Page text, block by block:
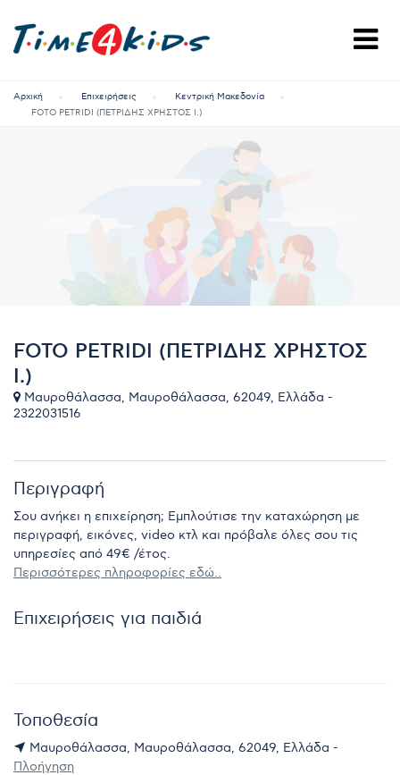
Αρχική Επιχειρήσεις
Κεντρική Μακεδονία
FOTO PETRIDI (ΠΕΤΡΙΔΗΣ ΧΡΗΣΤΟΣ Ι.)
FOTO PETRIDI (ΠΕΤΡΙΔΗΣ ΧΡΗΣΤΟΣ
Ι.)
Μαυροθάλασσα, Μαυροθάλασσα, 62049, Ελλάδα -
2322031516
Περιγραφή
Σου ανήκει η επιχείρηση; Εμπλούτισε την καταχώρηση με
περιγραφή, εικόνες, video κτλ και πρόβαλε όλες σου τις
υπηρεσίες από 49€ /έτος.
Περισσότερες πληροφορίες εδώ..
Επιχειρήσεις για παιδιά
Τοποθεσία
Μαυροθάλασσα, Μαυροθάλασσα, 62049, Ελλάδα -
Πλοήγηση